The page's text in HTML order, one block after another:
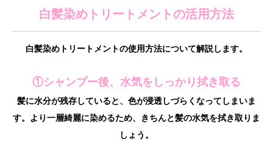
白髪染めトリートメントの活用方法
白髪染めトリートメントの使用方法について解説します。
①シャンプー後、水気をしっかり拭き取る
髪に水分が残存していると、色が浸透しづらくなってしまいま
す。より一層綺麗に染めるため、きちんと髪の水気を拭き取りま
しょう。